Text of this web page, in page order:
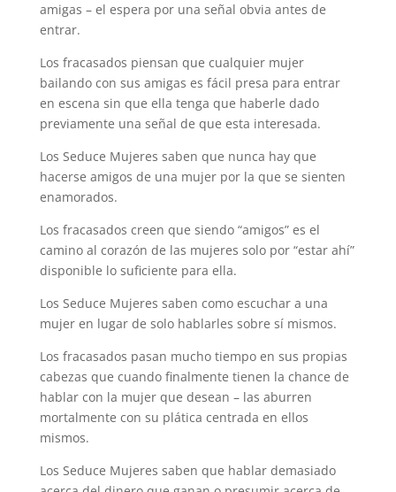
amigas – el espera por una señal obvia antes de
entrar.
Los fracasados piensan que cualquier mujer
bailando con sus amigas es fácil presa para entrar
en escena sin que ella tenga que haberle dado
previamente una señal de que esta interesada.
Los Seduce Mujeres saben que nunca hay que
hacerse amigos de una mujer por la que se sienten
enamorados.
Los fracasados creen que siendo “amigos” es el
camino al corazón de las mujeres solo por “estar ahí”
disponible lo suficiente para ella.
Los Seduce Mujeres saben como escuchar a una
mujer en lugar de solo hablarles sobre sí mismos.
Los fracasados pasan mucho tiempo en sus propias
cabezas que cuando finalmente tienen la chance de
hablar con la mujer que desean – las aburren
mortalmente con su plática centrada en ellos
mismos.
Los Seduce Mujeres saben que hablar demasiado